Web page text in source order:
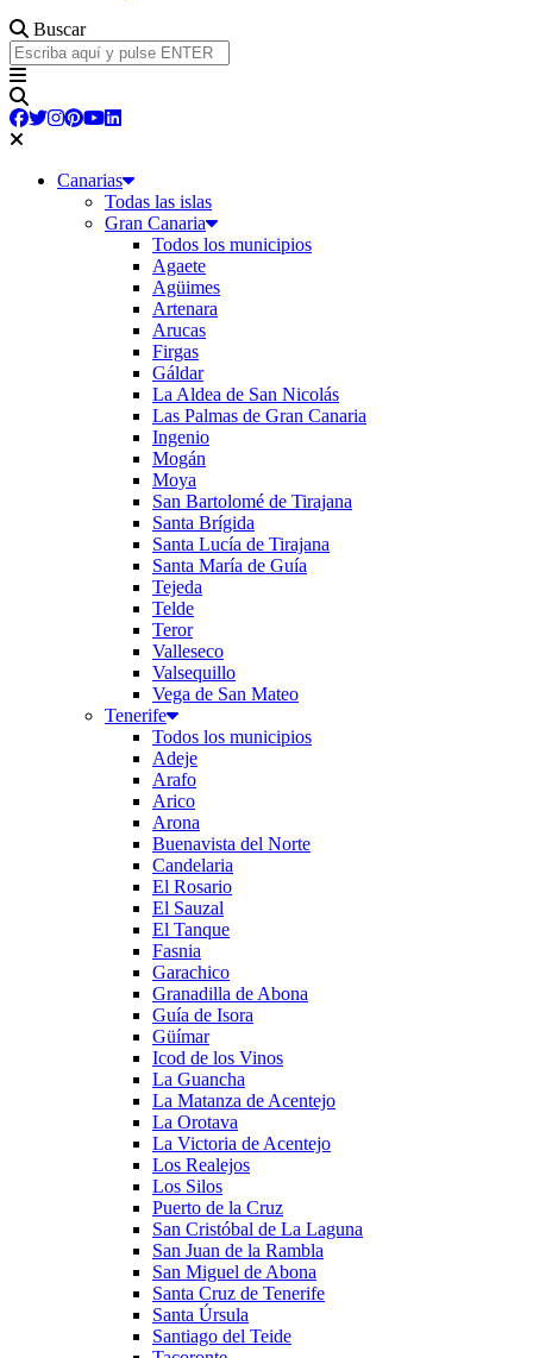
Buscar
Canarias
Todas las islas
Gran Canaria
Todos los municipios
Agaete
Agüimes
Artenara
Arucas
Firgas
Gáldar
La Aldea de San Nicolás
Las Palmas de Gran Canaria
Ingenio
Mogán
Moya
San Bartolomé de Tirajana
Santa Brígida
Santa Lucía de Tirajana
Santa María de Guía
Tejeda
Telde
Teror
Valleseco
Valsequillo
Vega de San Mateo
Tenerife
Todos los municipios
Adeje
Arafo
Arico
Arona
Buenavista del Norte
Candelaria
El Rosario
El Sauzal
El Tanque
Fasnia
Garachico
Granadilla de Abona
Guía de Isora
Güímar
Icod de los Vinos
La Guancha
La Matanza de Acentejo
La Orotava
La Victoria de Acentejo
Los Realejos
Los Silos
Puerto de la Cruz
San Cristóbal de La Laguna
San Juan de la Rambla
San Miguel de Abona
Santa Cruz de Tenerife
Santa Úrsula
Santiago del Teide